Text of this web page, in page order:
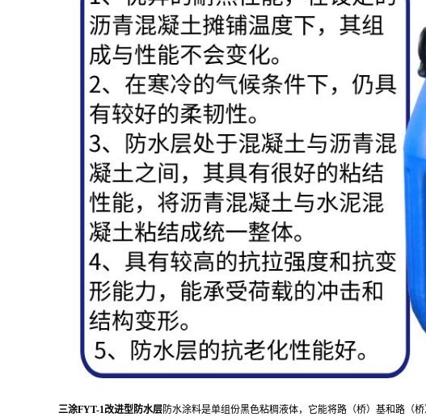
三涂FYT-1改进型防水层防水涂料是单组份黑色粘稠液体，它能将路（桥）基和路（